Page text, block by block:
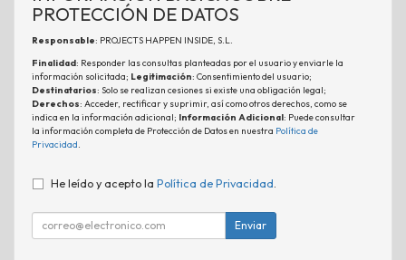
PROTECCIÓN DE DATOS
Responsable: PROJECTS HAPPEN INSIDE, S.L.
Finalidad: Responder las consultas planteadas por el usuario y enviarle la
información solicitada; Legitimación: Consentimiento del usuario;
Destinatarios: Solo se realizan cesiones si existe una obligación legal;
Derechos: Acceder, rectificar y suprimir, así como otros derechos, como se
indica en la información adicional; Información Adicional: Puede consultar
la información completa de Protección de Datos en nuestra Política de
Privacidad.
He leído y acepto la Política de Privacidad
Enviar